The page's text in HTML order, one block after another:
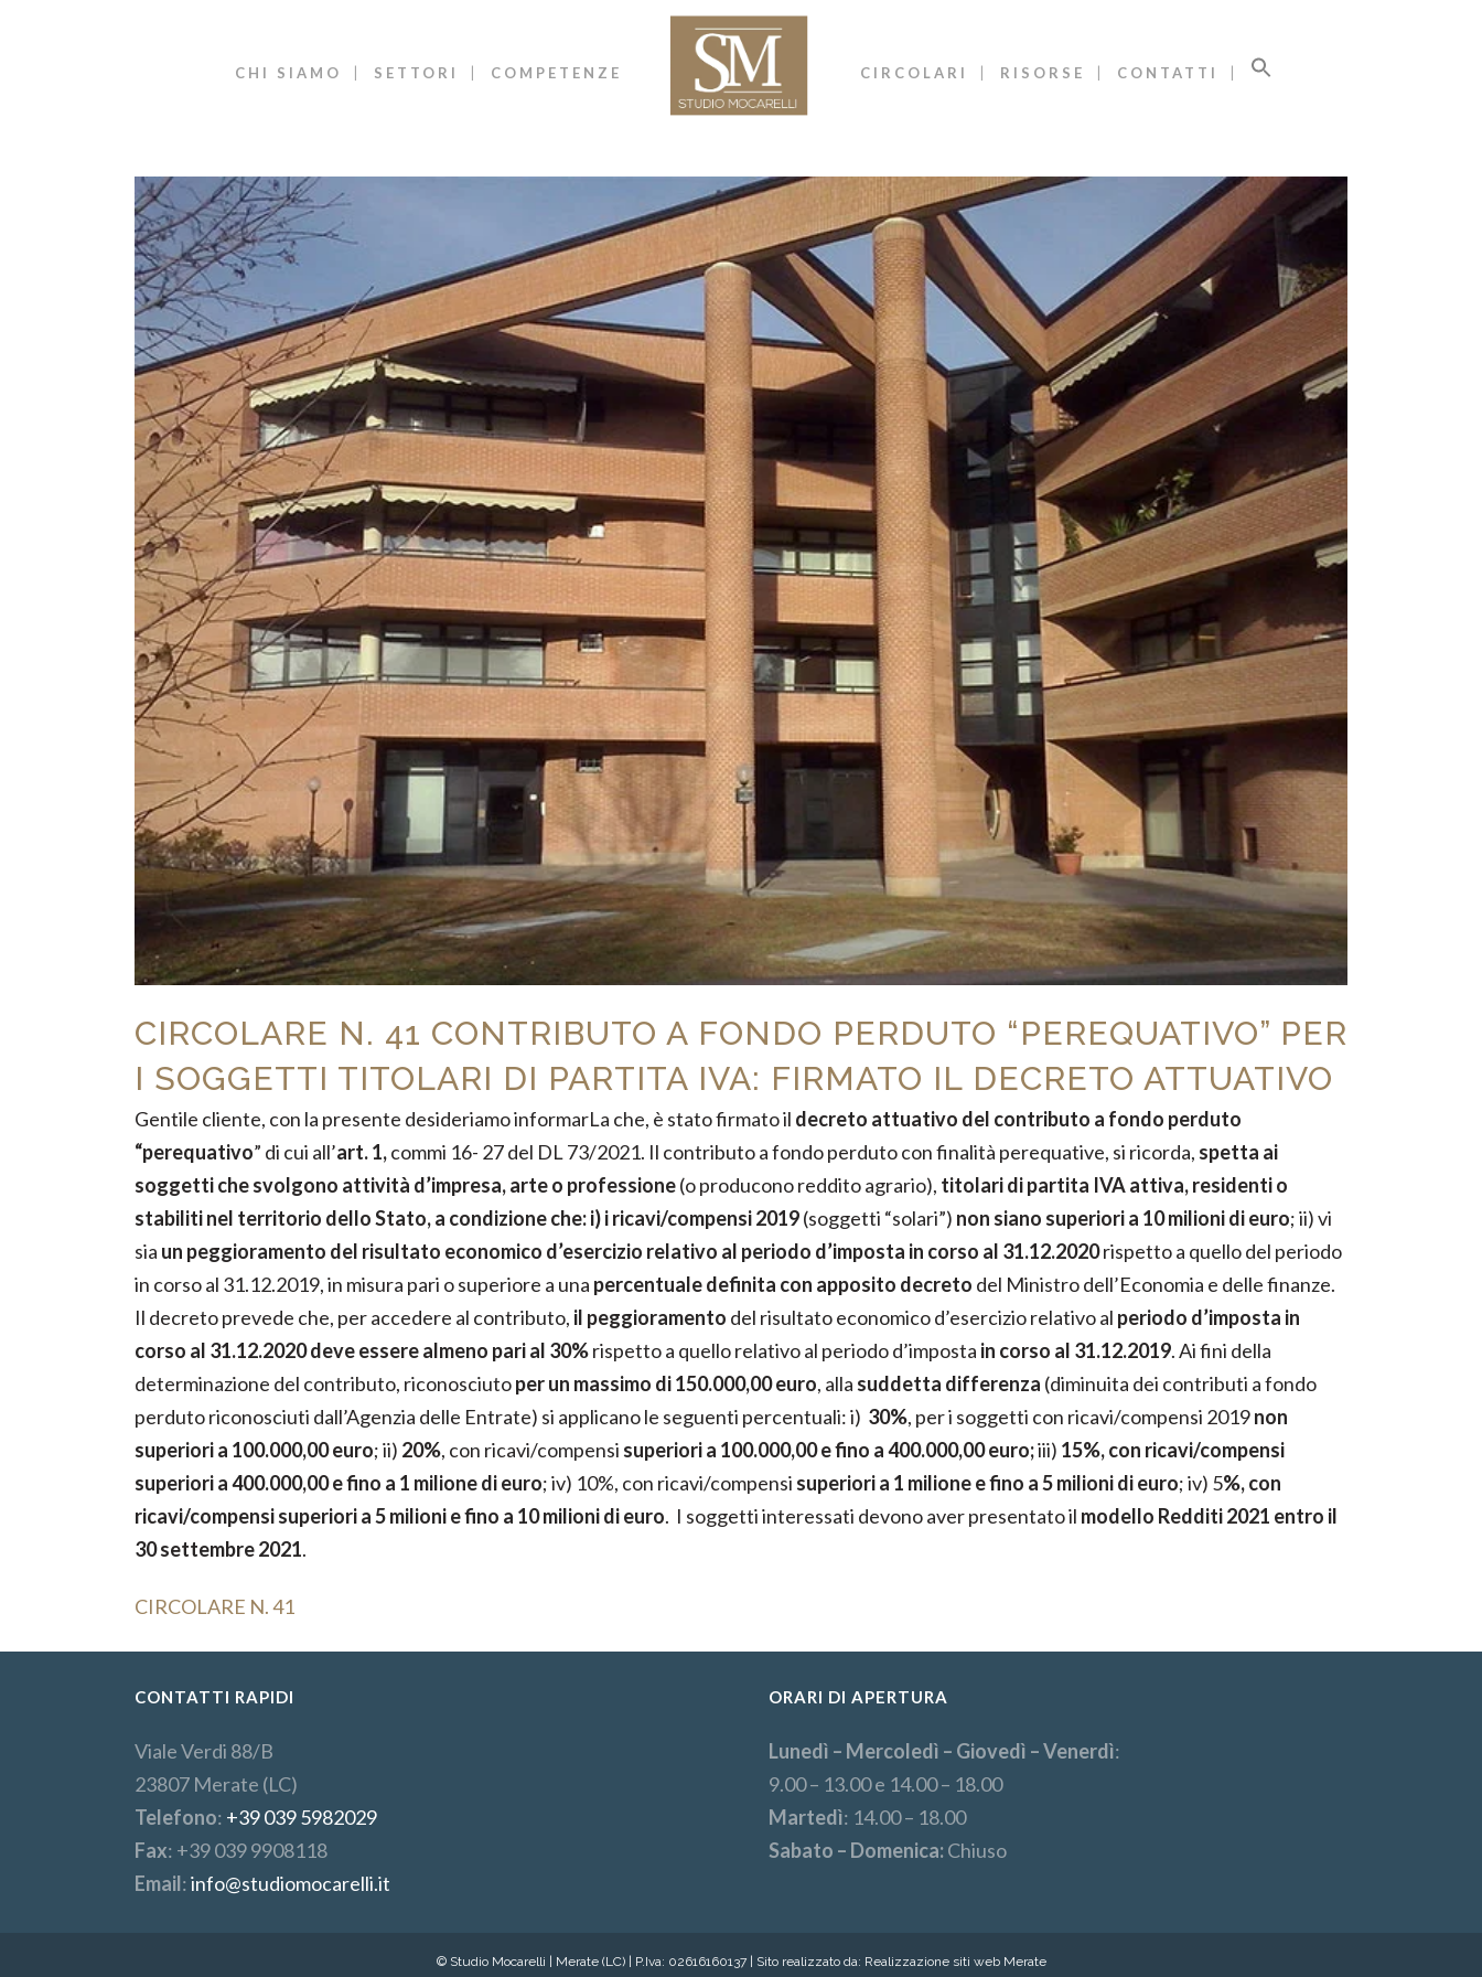
CHI SIAMO SETTORI COMPETENZE CIRCOLARI RISORSE CONTATTI
CIRCOLARE N. 41 CONTRIBUTO A FONDO PERDUTO “PEREQUATIVO” PER
I SOGGETTI TITOLARI DI PARTITA IVA: FIRMATO IL DECRETO ATTUATIVO
Gentile cliente, con la presente desideriamo informarLa che, è stato firmato il decreto attuativo del contributo a fondo perduto
“perequativo” di cui all’art. 1,commi 16- 27 del DL 73/2021. Il contributo a fondo perduto con finalità perequative, si ricorda, spetta ai
soggetti che svolgono attività d’impresa, arte o professione(o producono reddito agrario), titolari di partita IVA attiva, residenti o
stabiliti nel territorio dello Stato, a condizione che: i) i ricavi/compensi 2019(soggetti “solari”) non siano superiori a 10 milioni di euro; ii) vi
sia un peggioramento del risultato economico d’esercizio relativo al periodo d’imposta in corso al 31.12.2020rispetto a quello del periodo
in corso al 31.12.2019, in misura pari o superiore a una percentuale definita con apposito decreto del Ministro dell’Economia e delle finanze.
Il decreto prevede che, per accedere al contributo, il peggioramento del risultato economico d’esercizio relativo al periodo d’imposta in
corso al 31.12.2020 deve essere almeno pari al 30%rispetto a quello relativo al periodo d’imposta in corso al 31.12.2019. Ai fini della
determinazione del contributo, riconosciutoper un massimo di 150.000,00 euro, alla suddetta differenza (diminuita dei contributi a fondo
perduto riconosciuti dall’Agenzia delle Entrate) si applicano le seguenti percentuali: i) 30%, per i soggetti con ricavi/compensi 2019non
superiori a 100.000,00 euro; ii) 20%, con ricavi/compensi superiori a 100.000,00 e fino a 400.000,00 euro;iii) 15%, con ricavi/compensi
superiori a 400.000,00 e fino a 1 milione di euro; iv) 10%, con ricavi/compensi superiori a 1 milione e fino a 5 milioni di euro; iv) 5%, con
ricavi/compensi superiori a 5 milioni e fino a 10 milioni di euro. I soggetti interessati devono aver presentato il modello Redditi 2021 entro il
30 settembre 2021.
CIRCOLARE N. 41
CONTATTI RAPIDI
Viale Verdi 88/B
23807 Merate (LC)
Telefono: +39 039 5982029
Fax: +39 039 9908118
Email:info@studiomocarelli.it
ORARI DI APERTURA
Lunedì – Mercoledì – Giovedì – Venerdì:
9.00 – 13.00 e 14.00 – 18.00
Martedì: 14.00 – 18.00
Sabato – Domenica:Chiuso
© Studio Mocarelli | Merate (LC) | P.Iva: 02616160137 | Sito realizzato da: Realizzazione siti web Merate